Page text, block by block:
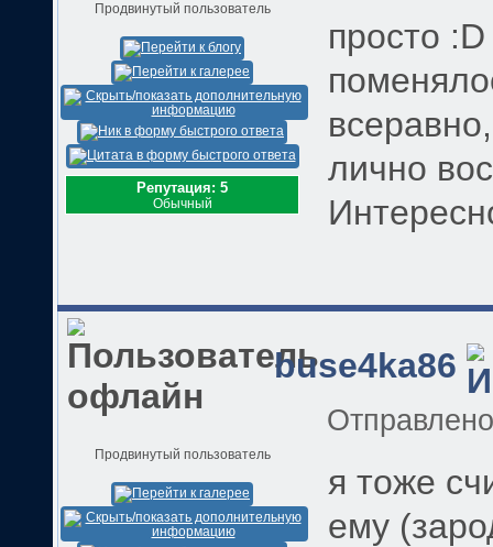
Продвинутый пользователь
Репутация: 5
Обычный
просто
лично
buse4ka86
Продвинутый пользователь
я тоже
ему